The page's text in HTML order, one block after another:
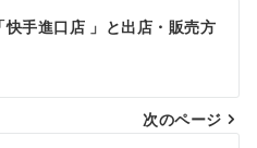
手進口店 」と出店・販売方
次のページ